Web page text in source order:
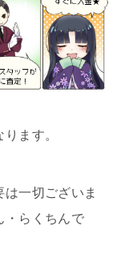
ります。
一切ございま
・らくちんで